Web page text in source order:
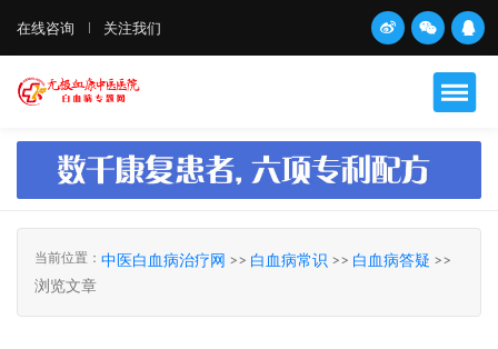
在线咨询 关注我们
当前位置： 中医白血病治疗网 >> 白血病常识 >> 白血病答疑 >>
浏览文章